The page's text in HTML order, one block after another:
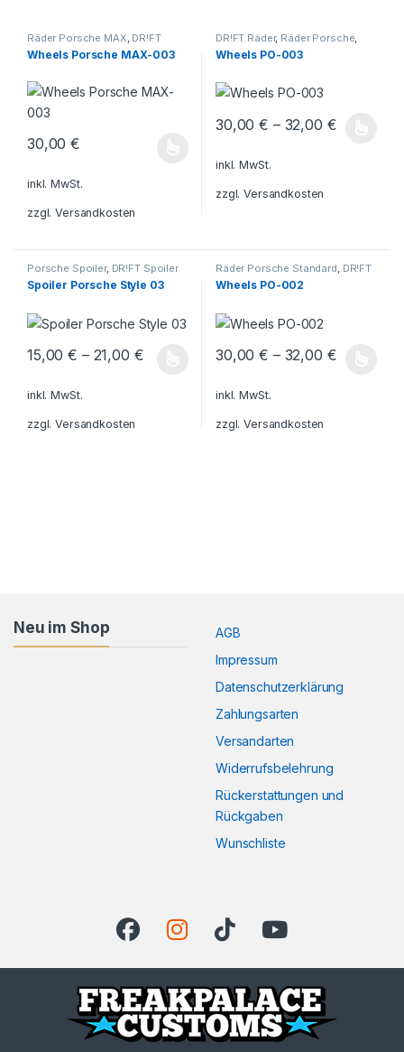
Räder Porsche MAX, DR!FT
Räder ,Räder Porsche
Wheels Porsche MAX-003
30,00€
Dieses Produkt weist mehrere Varianten auf. Die Optionen
inkl. MwSt.
zzgl.Versandkosten
DR!FT Räder, Räder Porsche,
Räder Porsche Standard
Wheels PO-003
30,00€ – 32,00 €
Dieses Produkt weist mehrere
inkl. MwSt.
zzgl.Versandkosten
Porsche Spoiler, DR!FT Spoiler
Spoiler Porsche Style 03
15,00€ – 21,00 €
Dieses Produkt weist mehrere Varianten auf. Die Optionen
inkl. MwSt.
zzgl.Versandkosten
Räder Porsche Standard, DR!FT
Räder ,Räder Porsche
Wheels PO-002
30,00€ – 32,00 €
Dieses Produkt weist mehrere
inkl. MwSt.
zzgl.Versandkosten
Neu im Shop
AGB
Impressum
Datenschutzerklärung
Zahlungsarten
Versandarten
Widerrufsbelehrung
Rückerstattungen und
Rückgaben
Wunschliste